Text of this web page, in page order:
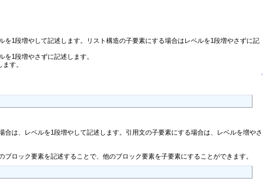
1段増やして記述します。リスト構造の子要素にする場合はレベルを1段増やさずに記
1段増やさずに記述します。
す。
↑
は、レベルを1段増やして記述します。引用文の子要素にする場合は、レベルを増やさ
ブロック要素を記述することで、他のブロック要素を子要素にすることができます。